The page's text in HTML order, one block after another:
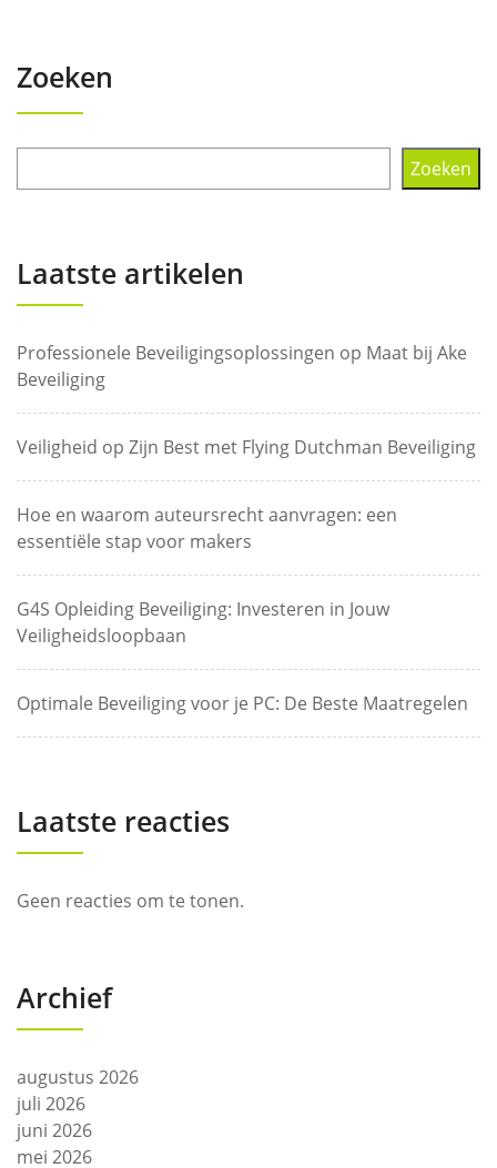
Zoeken
Zoeken
Laatste artikelen
Professionele Beveiligingsoplossingen op Maat bij Ake
Beveiliging
Veiligheid op Zijn Best met Flying Dutchman Beveiliging
Hoe en waarom auteursrecht aanvragen: een
essentiële stap voor makers
G4S Opleiding Beveiliging: Investeren in Jouw
Veiligheidsloopbaan
Optimale Beveiliging voor je PC: De Beste Maatregelen
Laatste reacties
Geen reacties om te tonen.
Archief
augustus 2026
juli 2026
juni 2026
mei 2026